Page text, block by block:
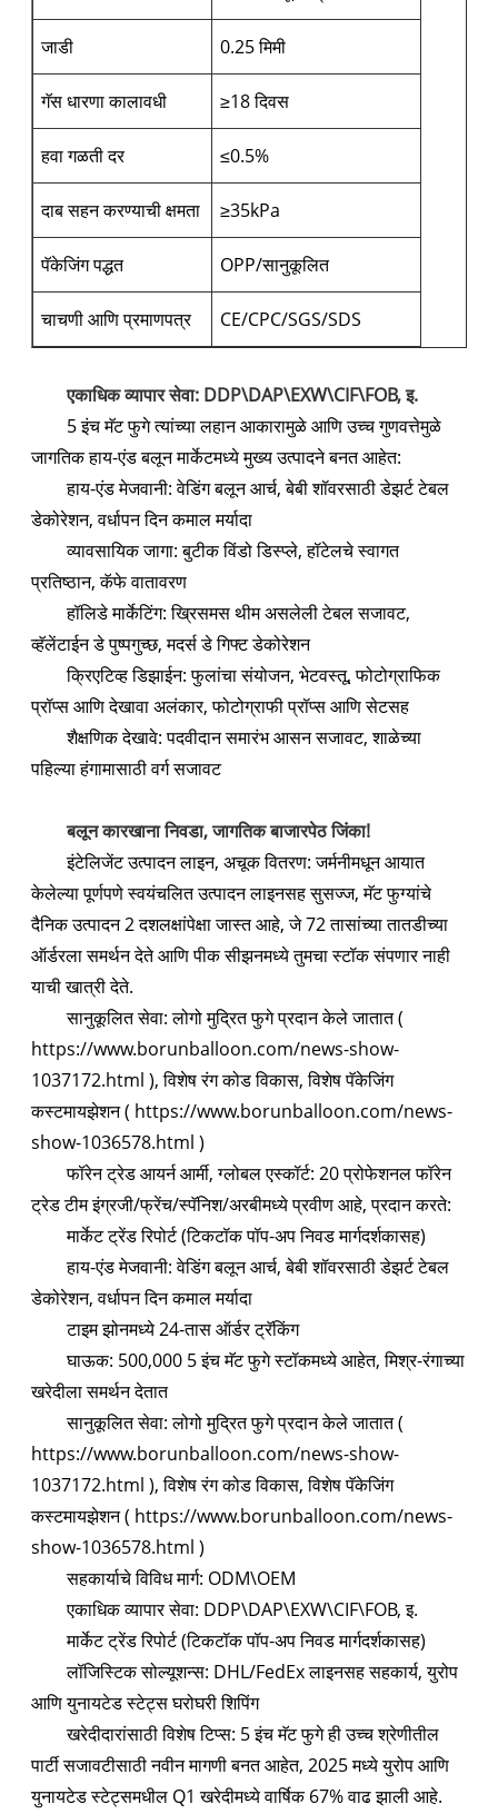
जाडी 0.25 मिमी
गॅस धारणा कालावधी ≥18 दिवस
हवा गळती दर ≤0.5%
दाब सहन करण्याची क्षमता ≥35kPa
पॅकेजिंग पद्धत OPP/सानुकूलित
चाचणी आणि प्रमाणपत्र CE/CPC/SGS/SDS
एकाधिक व्यापार सेवा: DDP\DAP\EXW\CIF\FOB, इ.
5 इंच मॅट फुगे त्यांच्या लहान आकारामुळे आणि उच्च गुणवत्तेमुळे
जागतिक हाय-एंड बलून मार्केटमध्ये मुख्य उत्पादने बनत आहेत:
हाय-एंड मेजवानी: वेडिंग बलून आर्च, बेबी शॉवरसाठी डेझर्ट टेबल
डेकोरेशन, वर्धापन दिन कमाल मर्यादा
व्यावसायिक जागा: बुटीक विंडो डिस्प्ले, हॉटेलचे स्वागत
प्रतिष्ठान, कॅफे वातावरण
हॉलिडे मार्केटिंग: ख्रिसमस थीम असलेली टेबल सजावट,
व्हॅलेंटाईन डे पुष्पगुच्छ, मदर्स डे गिफ्ट डेकोरेशन
क्रिएटिव्ह डिझाईन: फुलांचा संयोजन, भेटवस्तू, फोटोग्राफिक
प्रॉप्स आणि देखावा अलंकार, फोटोग्राफी प्रॉप्स आणि सेटसह
शैक्षणिक देखावे: पदवीदान समारंभ आसन सजावट, शाळेच्या
पहिल्या हंगामासाठी वर्ग सजावट
बलून कारखाना निवडा, जागतिक बाजारपेठ जिंका!
इंटेलिजेंट उत्पादन लाइन, अचूक वितरण: जर्मनीमधून आयात
केलेल्या पूर्णपणे स्वयंचलित उत्पादन लाइनसह सुसज्ज, मॅट फुग्यांचे
दैनिक उत्पादन 2 दशलक्षांपेक्षा जास्त आहे, जे 72 तासांच्या तातडीच्या
ऑर्डरला समर्थन देते आणि पीक सीझनमध्ये तुमचा स्टॉक संपणार नाही
याची खात्री देते.
सानुकूलित सेवा: लोगो मुद्रित फुगे प्रदान केले जातात (
https://www.borunballoon.com/news-show-
1037172.html ), विशेष रंग कोड विकास, विशेष पॅकेजिंग
कस्टमायझेशन ( https://www.borunballoon.com/news-
show-1036578.html )
फॉरेन ट्रेड आयर्न आर्मी, ग्लोबल एस्कॉर्ट: 20 प्रोफेशनल फॉरेन
ट्रेड टीम इंग्रजी/फ्रेंच/स्पॅनिश/अरबीमध्ये प्रवीण आहे, प्रदान करते:
मार्केट ट्रेंड रिपोर्ट (टिकटॉक पॉप-अप निवड मार्गदर्शकासह)
हाय-एंड मेजवानी: वेडिंग बलून आर्च, बेबी शॉवरसाठी डेझर्ट टेबल
डेकोरेशन, वर्धापन दिन कमाल मर्यादा
टाइम झोनमध्ये 24-तास ऑर्डर ट्रॅकिंग
घाऊक: 500,000 5 इंच मॅट फुगे स्टॉकमध्ये आहेत, मिश्र-रंगाच्या
खरेदीला समर्थन देतात
सानुकूलित सेवा: लोगो मुद्रित फुगे प्रदान केले जातात (
https://www.borunballoon.com/news-show-
1037172.html ), विशेष रंग कोड विकास, विशेष पॅकेजिंग
कस्टमायझेशन ( https://www.borunballoon.com/news-
show-1036578.html )
सहकार्याचे विविध मार्ग: ODM\OEM
एकाधिक व्यापार सेवा: DDP\DAP\EXW\CIF\FOB, इ.
मार्केट ट्रेंड रिपोर्ट (टिकटॉक पॉप-अप निवड मार्गदर्शकासह)
लॉजिस्टिक सोल्यूशन्स: DHL/FedEx लाइनसह सहकार्य, युरोप
आणि युनायटेड स्टेट्स घरोघरी शिपिंग
खरेदीदारांसाठी विशेष टिप्स: 5 इंच मॅट फुगे ही उच्च श्रेणीतील
पार्टी सजावटीसाठी नवीन मागणी बनत आहेत, 2025 मध्ये युरोप आणि
युनायटेड स्टेट्समधील Q1 खरेदीमध्ये वार्षिक 67% वाढ झाली आहे.